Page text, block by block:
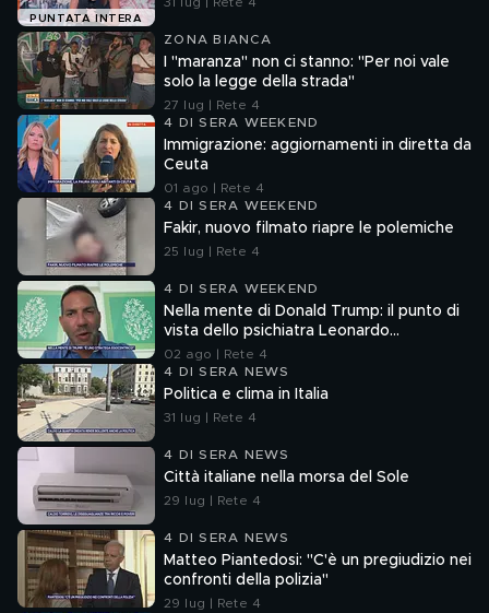
PUNTATA INTERA
ZONA BIANCA
I "maranza" non ci stanno: "Per noi vale
solo la legge della strada"
27 lug | Rete 4
4 DI SERA WEEKEND
Immigrazione: aggiornamenti in diretta da
Ceuta
01 ago | Rete 4
4 DI SERA WEEKEND
Fakir, nuovo filmato riapre le polemiche
25 lug | Rete 4
4 DI SERA WEEKEND
Nella mente di Donald Trump: il punto di
vista dello psichiatra Leonardo
Mendolicchio
02 ago | Rete 4
4 DI SERA NEWS
Politica e clima in Italia
31 lug | Rete 4
4 DI SERA NEWS
Città italiane nella morsa del Sole
29 lug | Rete 4
4 DI SERA NEWS
Matteo Piantedosi: "C'è un pregiudizio nei
confronti della polizia"
29 lug | Rete 4